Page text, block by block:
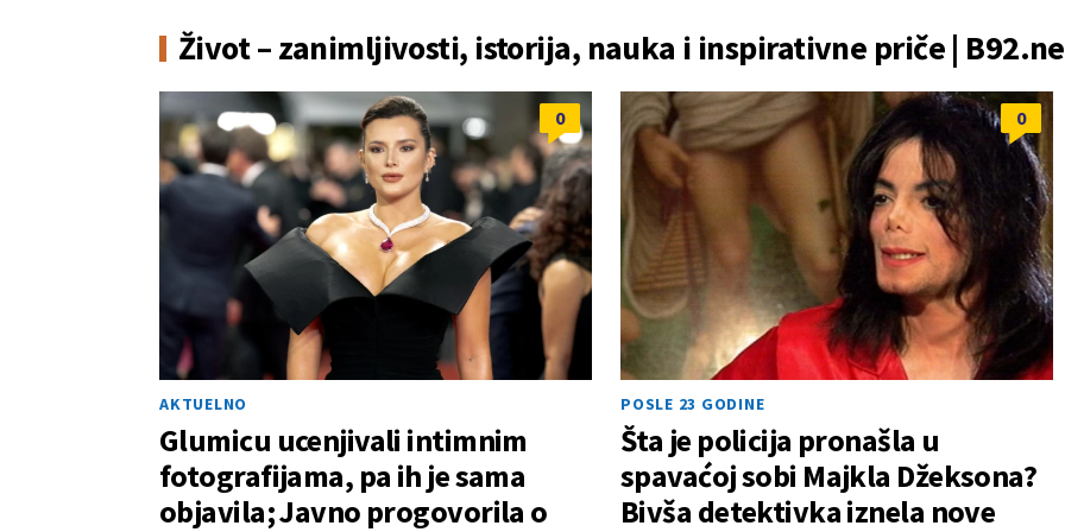
Život – zanimljivosti, istorija, nauka i inspirativne priče |
0
AKTUELNO
Glumicu ucenjivali intimnim
fotografijama, pa ih je sama
objavila; Javno progovorila o
0
POSLE 23 GODINE
Šta je policija pronašla u
spavaćoj sobi Majkla Džeksona?
Bivša detektivka iznela nove